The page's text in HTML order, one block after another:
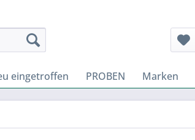
eingetroffen PROBEN Marken